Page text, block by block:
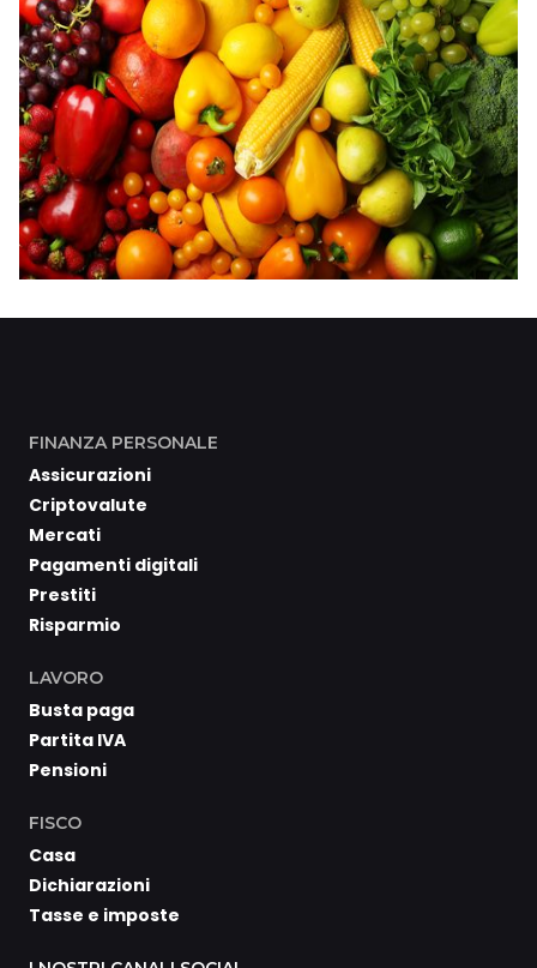
FINANZA PERSONALE
Assicurazioni
Criptovalute
Mercati
Pagamenti digitali
Prestiti
Risparmio
LAVORO
Busta paga
Partita IVA
Pensioni
FISCO
Casa
Dichiarazioni
Tasse e imposte